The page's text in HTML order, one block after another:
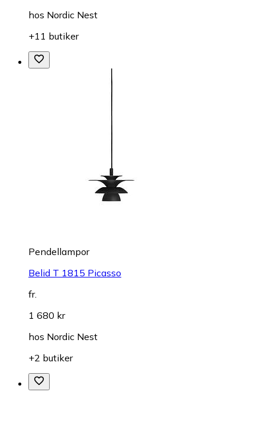
hos Nordic Nest
+11 butiker
Pendellampor
Belid T 1815 Picasso
fr.
1 680 kr
hos Nordic Nest
+2 butiker